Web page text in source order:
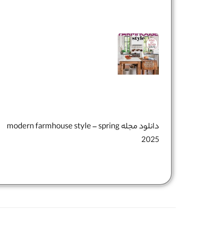
دانلود مجله modern farmhouse style – spring
2025